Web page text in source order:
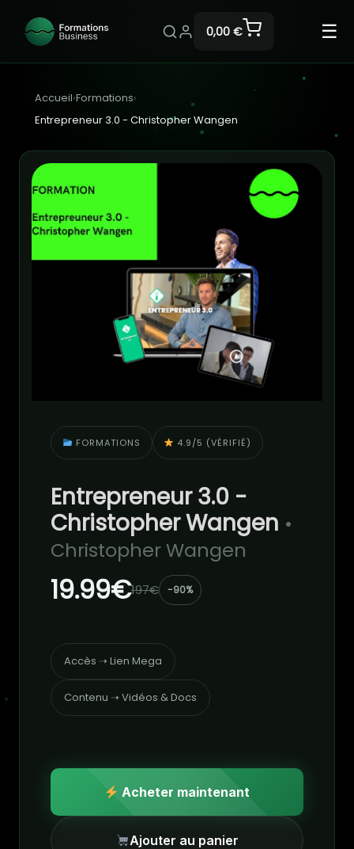
0,00 € ☰
Accueil›Formations›
Entrepreneur 3.0 - Christopher Wangen
FORMATIONS 4.9/5 (VÉRIFIÉ)
Entrepreneur 3.0 -
Christopher Wangen •
Christopher Wangen
19.99€197€ -90%
Accès ➝ Lien Mega
Contenu ➝ Vidéos & Docs
Acheter maintenant
Ajouter au panier